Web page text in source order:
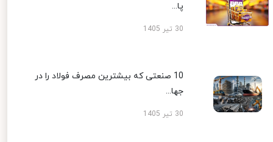
پا...
30 تیر 1405
10 صنعتی که بیشترین مصرف فولاد را در
جها...
30 تیر 1405